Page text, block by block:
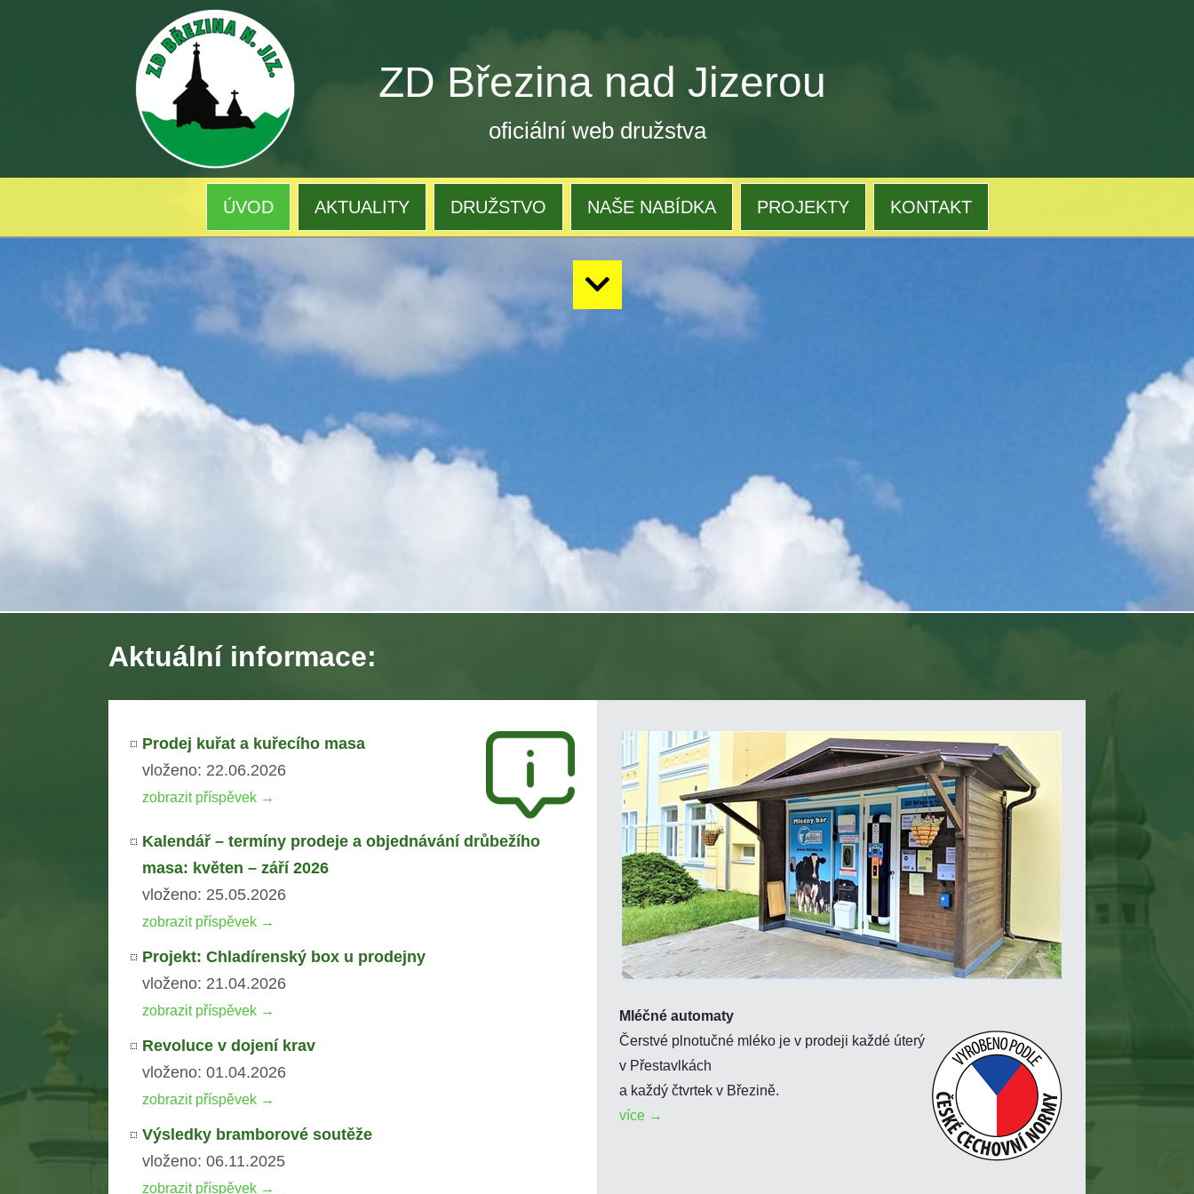
ZD Březina nad Jizerou
oficiální web družstva
ÚVOD AKTUALITY DRUŽSTVO NAŠE NABÍDKA PROJEKTY KONTAKT
Aktuální informace:
Prodej kuřat a kuřecího masa
vloženo: 22.06.2026
zobrazit příspěvek →
Kalendář – termíny prodeje a objednávání drůbežího
masa: květen – září 2026
vloženo: 25.05.2026
zobrazit příspěvek →
Projekt: Chladírenský box u prodejny
vloženo: 21.04.2026
zobrazit příspěvek →
Revoluce v dojení krav
vloženo: 01.04.2026
zobrazit příspěvek →
Výsledky bramborové soutěže
vloženo: 06.11.2025
zobrazit příspěvek →
Mléčné automaty
Čerstvé plnotučné mléko je v prodeji každé úterý
v Přestavlkách
a každý čtvrtek v Březině.
více →